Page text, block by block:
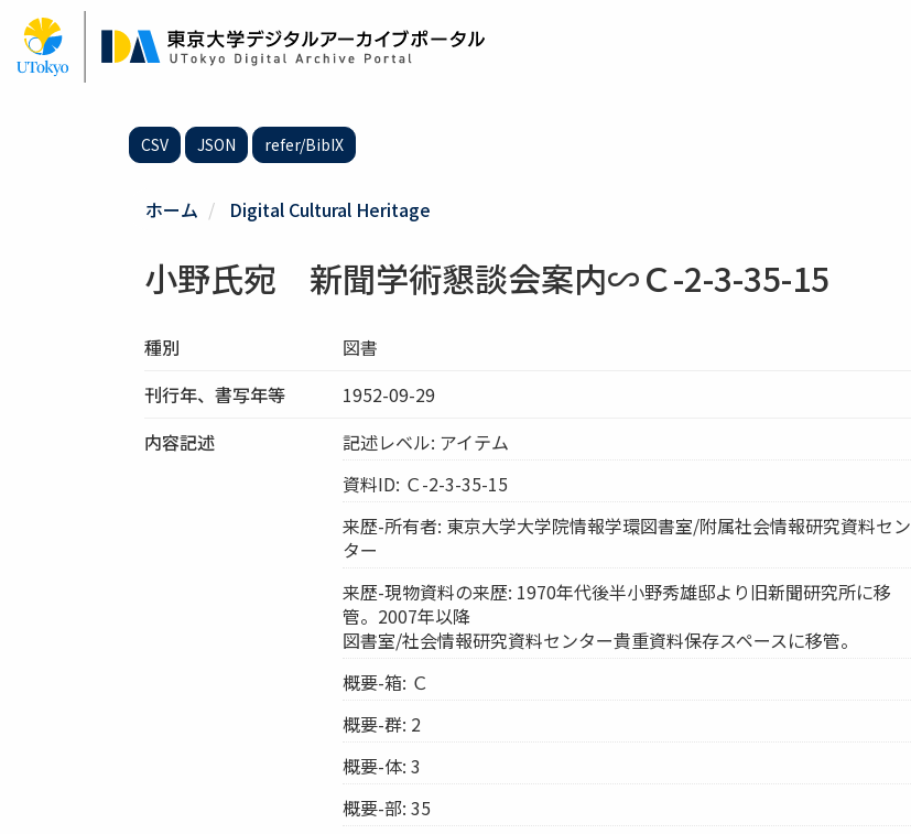
ン
CSV JSON refer/BibIX
ホーム Digital Cultural Heritage
小野氏宛 新聞学術懇談会案内∽Ｃ-2-3-35-15
種別
図書
刊行年、書写年等
1952-09-29
内容記述
記述レベル: アイテム
資料ID: Ｃ-2-3-35-15
来歴-所有者: 東京大学大学院情報学環図書室/附属社会情報研究資料セン
ター
来歴-現物資料の来歴: 1970年代後半小野秀雄邸より旧新聞研究所に移
管。2007年以降
図書室/社会情報研究資料センター貴重資料保存スペースに移管。
概要-箱: Ｃ
概要-群: 2
概要-体: 3
概要-部: 35